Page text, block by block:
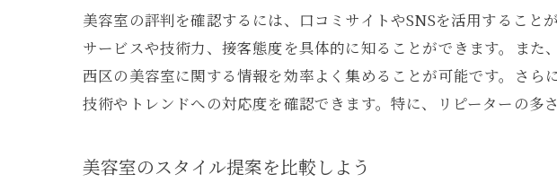
美容室で
美容室の
美容室で
美容室の評判を確認するには、口コミサイトやSNSを活用するこ
サービスや技術力、接客態度を具体的に知ることができます。ま
西区の美容室に関する情報を効率よく集めることが可能です。さ
技術やトレンドへの対応度を確認できます。特に、リピーターの多
美容室のスタイル提案を比較しよう